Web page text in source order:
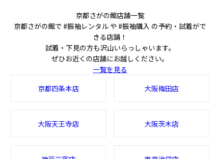
京都さがの館店舗一覧
京都さがの館で #振袖レンタル や #振袖購入 の予約・試着がで
きる店舗！
試着・下見の方も沢山いらっしゃいます。
ぜひお近くの店舗にお越しください。
一覧を見る
京都四条本店
大阪梅田店
大阪天王寺店 大阪茨木店